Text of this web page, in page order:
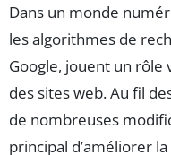
Dans un monde
les algorithmes de
Google, jouent un rôle
des sites web. Au fil
de nombreuses
principal d’améliorer la